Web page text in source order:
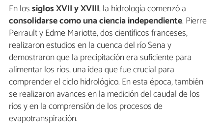
En lossiglos XVII y XVIII, la hidrología comenzó a
consolidarse como una ciencia independiente. Pierre
Perrault y Edme Mariotte, dos científicos franceses,
realizaron estudios en la cuenca del río Sena y
demostraron que la precipitación era suficiente para
alimentar los ríos, una idea que fue crucial para
comprender el ciclo hidrológico. En esta época, también
se realizaron avances en la medición del caudal de los
ríos y en la comprensión de los procesos de
evapotranspiración.